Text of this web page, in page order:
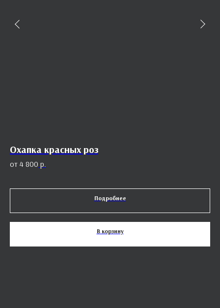
Охапка красных роз
4 800 р.
Подробнее
В корзину